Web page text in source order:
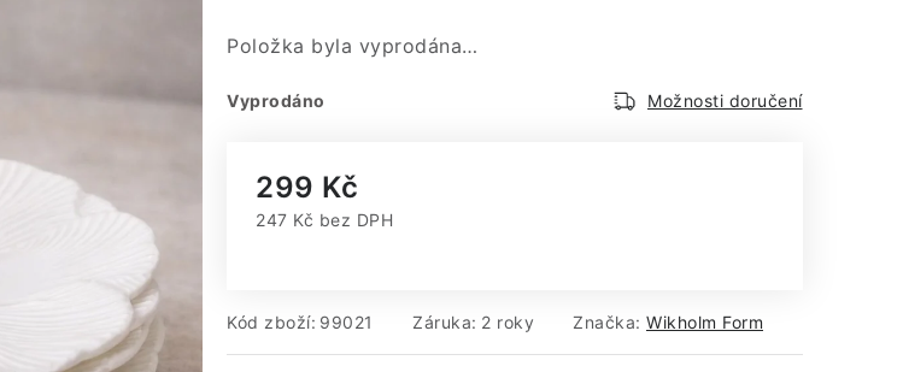
Položka byla vyprodána…
Vyprodáno Možnosti doručení
299 Kč
247 Kč bez DPH
Kód zboží: 99021 Záruka: 2 roky Značka: Wikholm Form